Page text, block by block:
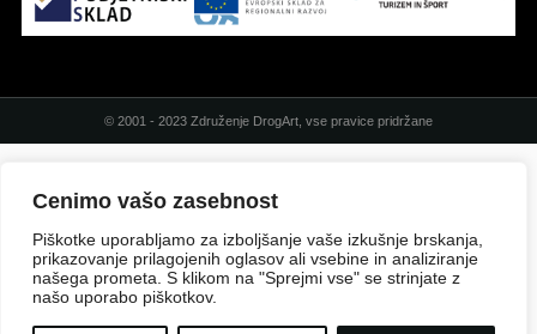
Cenimo vašo zasebnost
Piškotke uporabljamo za izboljšanje vaše izkušnje brskanja,
prikazovanje prilagojenih oglasov ali vsebine in analiziranje
našega prometa. S klikom na "Sprejmi vse" se strinjate z
našo uporabo piškotkov.
© 2001 - 2023 Združenje DrogArt, vse pravice pridržane